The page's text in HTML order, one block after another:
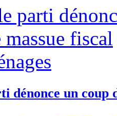
dénonce un coup